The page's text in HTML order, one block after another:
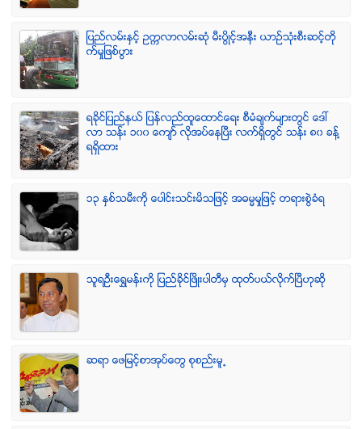
ျပည္လမ္းႏွင့္ ဥကၠလာလမ္းဆုံ မီးပြိဳင့္အနီး ယာဥ္သုံးစီးဆင့္တို
က္မႈျဖစ္ပြား
ရခုိင္ျပည္နယ္ ျပန္လည္ထူေထာင္ေရး စီမံခ်က္မ်ားတြင္ ေဒၚ
လာ သန္း ၁၀၀ ေက်ာ္ လုိအပ္ေနၿပီး လက္ရွိတြင္ သန္း ၈၀ ခန္႔
ရရွိထား
၁၃ ႏွစ္သမီးကို ေပါင္းသင္းမိသျဖင့္ အဓမၼမႈျဖင့္ တရားစြဲခံရ
သူရဦးေရႊမန္းကို ျပည္ခိုင္ျဖိဳးပါတီမွ ထုတ္ပယ္လိုက္ျပီဟုဆို
ဆရာ ေဖျမင့္စာအုပ္ေတြ စုစည္းမူ႕